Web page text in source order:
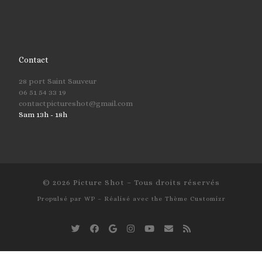
Contact
28 port Saint Sauveur
06 51 54 33 19
contactpictureshot@gmail.com
Sam 13h - 18h
© 2026 Picture Shot – Tous droits réservés
Propulsé par WP – Réalisé avec the Thème Customizr